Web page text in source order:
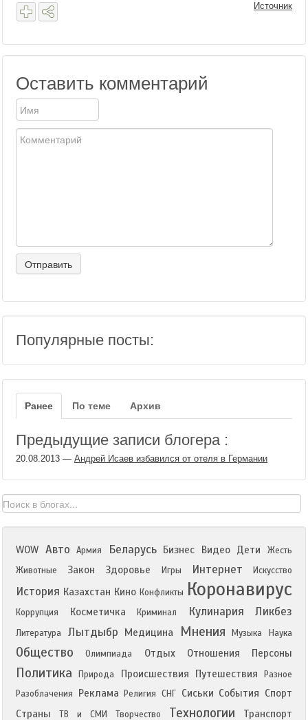
Источник
Оставить комментарий
Популярные посты:
Ранее По теме Архив
Предыдущие записи блогера :
20.08.2013 — Андрей Исаев избавился от отеля в Германии
WOW Авто Армия Беларусь Бизнес Видео Дети
Жесть
Животные
Закон Здоровье Игры Интернет Искусство
История Казахстан Кино Конфликты Коронавирус
Коррупция Косметичка Криминал Кулинария Ликбез
Литература Лытдыбр Медицина Мнения Музыка Наука
Общество Олимпиада Отдых Отношения Персоны
Политика Природа Происшествия Путешествия
Разное
Разоблачения
Реклама Религия СНГ Сиськи События Спорт
Страны
ТВ и СМИ Творчество Технологии Транспорт